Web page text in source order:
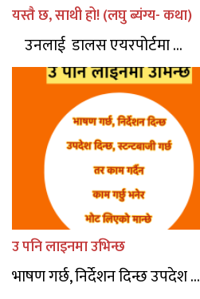
यस्तै छ, साथी हो! (लघु ब्यंग्य- कथा)
उनलाई डालस एयरपोर्टमा ...
उ पनि लाइनमा उभिन्छ
भाषण गर्छ, निर्देशन दिन्छ उपदेश ...